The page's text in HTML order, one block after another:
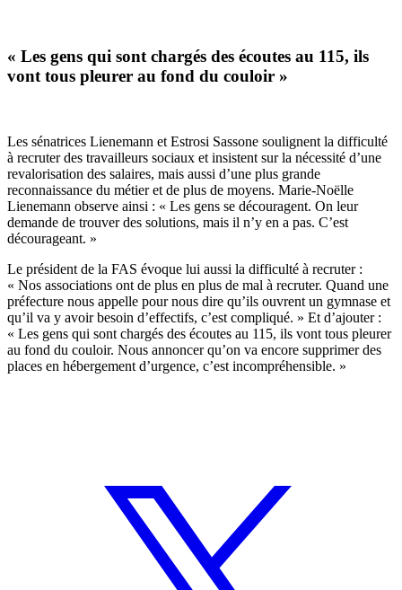
« Les gens qui sont chargés des écoutes au 115, ils
vont tous pleurer au fond du couloir »
Les sénatrices Lienemann et Estrosi Sassone soulignent la difficulté
à recruter des travailleurs sociaux et insistent sur la nécessité d’une
revalorisation des salaires, mais aussi d’une plus grande
reconnaissance du métier et de plus de moyens. Marie-Noëlle
Lienemann observe ainsi : « Les gens se découragent. On leur
demande de trouver des solutions, mais il n’y en a pas. C’est
décourageant. »
Le président de la FAS évoque lui aussi la difficulté à recruter :
« Nos associations ont de plus en plus de mal à recruter. Quand une
préfecture nous appelle pour nous dire qu’ils ouvrent un gymnase et
qu’il va y avoir besoin d’effectifs, c’est compliqué. » Et d’ajouter :
« Les gens qui sont chargés des écoutes au 115, ils vont tous pleurer
au fond du couloir. Nous annoncer qu’on va encore supprimer des
places en hébergement d’urgence, c’est incompréhensible. »